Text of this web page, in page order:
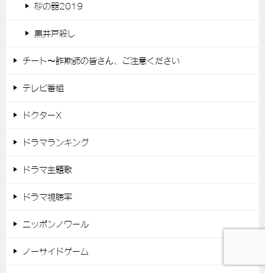
砂の器2019
黒井戸殺し
チート〜詐欺師の皆さん、ご注意ください
テレビ番組
ドクターX
ドラマランキング
ドラマ主題歌
ドラマ視聴率
ニッポンノワール
ノーサイドゲーム